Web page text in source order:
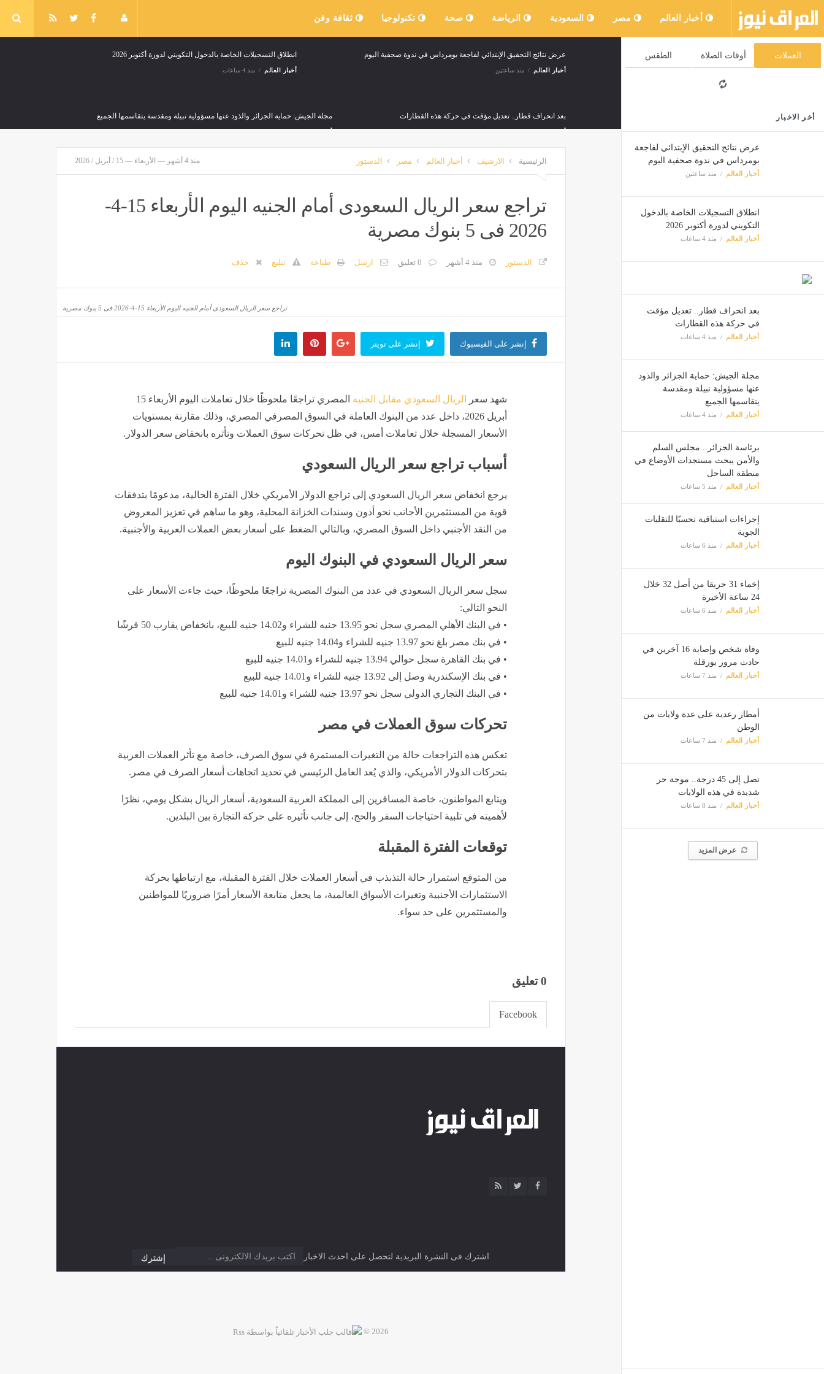
أخبار العالم مصر السعودية الرياضة صحة تكنولوجيا ثقافة وفن
العملات أوقات الصلاة الطقس
أخر الاخبار
عرض نتائج التحقيق الإبتدائي لفاجعة
بومرداس في ندوة صحفية اليوم
أخبار العالم منذ ساعتين
انطلاق التسجيلات الخاصة بالدخول
التكويني لدورة أكتوبر 2026
أخبار العالم منذ 4 ساعات
بعد انحراف قطار.. تعديل مؤقت
في حركة هذه القطارات
أخبار العالم منذ 4 ساعات
مجلة الجيش: حماية الجزائر والذود
عنها مسؤولية نبيلة ومقدسة
يتقاسمها الجميع
أخبار العالم منذ 4 ساعات
برئاسة الجزائر.. مجلس السلم
والأمن يبحث مستجدات الأوضاع في
منطقة الساحل
أخبار العالم منذ 5 ساعات
إجراءات استباقية تحسبًا للتقلبات
الجوية
أخبار العالم منذ 6 ساعات
إخماء 31 حريقا من أصل 32 خلال
24 ساعة الأخيرة
أخبار العالم منذ 6 ساعات
وفاة شخص وإصابة 16 آخرين في
حادث مرور بورقلة
أخبار العالم منذ 7 ساعات
أمطار رعدية على عدة ولايات من
الوطن
أخبار العالم منذ 7 ساعات
تصل إلى 45 درجة.. موجة حر
شديدة في هذه الولايات
أخبار العالم منذ 8 ساعات
عرض المزيد
عرض نتائج التحقيق الإبتدائي لفاجعة بومرداس في ندوة صحفية اليوم
أخبار العالم منذ ساعتين
انطلاق التسجيلات الخاصة بالدخول التكويني لدورة أكتوبر 2026
أخبار العالم منذ 4 ساعات
بعد انحراف قطار.. تعديل مؤقت في حركة هذه القطارات مجلة الجيش: حماية الجزائر والذود عنها مسؤولية نبيلة ومقدسة يتقاسمها الجميع
برئاسة الجزائر.. مجلس السلم والأمن يبحث مستجدات الأوضاع في منطقة الساحل إجراءات استباقية تحسبًا للتقلبات الجوية
أخبار العالم منذ 7 ساعات أخبار العالم منذ 8 ساعات
الرئيسية الارشيف أخبار العالم مصر الدستور منذ 4 أشهر — الأربعاء — 15 / أبريل / 2026
تراجع سعر الريال السعودى أمام الجنيه اليوم الأربعاء 15-4-
2026 فى 5 بنوك مصرية
الدستور منذ 4 أشهر 0 تعليق ارسل طباعة تبليغ حذف
تراجع سعر الريال السعودى أمام الجنيه اليوم الأربعاء 15-4-2026 فى 5 بنوك مصرية
إنشر على الفيسبوك إنشر على تويتر
شهد سعر الريال السعودي مقابل الجنيه
المصري تراجعًا ملحوظًا خلال تعاملات اليوم الأربعاء 15
أبريل 2026، داخل عدد من البنوك العاملة في السوق المصرفي المصري، وذلك مقارنة بمستويات
الأسعار المسجلة خلال تعاملات أمس، في ظل تحركات سوق العملات وتأثره بانخفاض سعر الدولار.
أسباب تراجع سعر الريال السعودي
يرجع انخفاض سعر الريال السعودي إلى تراجع الدولار الأمريكي خلال الفترة الحالية، مدعومًا بتدفقات
قوية من المستثمرين الأجانب نحو أذون وسندات الخزانة المحلية، وهو ما ساهم في تعزيز المعروض
من النقد الأجنبي داخل السوق المصري، وبالتالي الضغط على أسعار بعض العملات العربية والأجنبية.
سعر الريال السعودي في البنوك اليوم
سجل سعر الريال السعودي في عدد من البنوك المصرية تراجعًا ملحوظًا، حيث جاءت الأسعار على
النحو التالي:
• في البنك الأهلي المصري سجل نحو 13.95 جنيه للشراء و14.02 جنيه للبيع، بانخفاض يقارب 50 قرشًا
• في بنك مصر بلغ نحو 13.97 جنيه للشراء و14.04 جنيه للبيع
• في بنك القاهرة سجل حوالي 13.94 جنيه للشراء و14.01 جنيه للبيع
• في بنك الإسكندرية وصل إلى 13.92 جنيه للشراء و14.01 جنيه للبيع
• في البنك التجاري الدولي سجل نحو 13.97 جنيه للشراء و14.01 جنيه للبيع
تحركات سوق العملات في مصر
تعكس هذه التراجعات حالة من التغيرات المستمرة في سوق الصرف، خاصة مع تأثر العملات العربية
بتحركات الدولار الأمريكي، والذي يُعد العامل الرئيسي في تحديد اتجاهات أسعار الصرف في مصر.
ويتابع المواطنون، خاصة المسافرين إلى المملكة العربية السعودية، أسعار الريال بشكل يومي، نظرًا
لأهميته في تلبية احتياجات السفر والحج، إلى جانب تأثيره على حركة التجارة بين البلدين.
توقعات الفترة المقبلة
من المتوقع استمرار حالة التذبذب في أسعار العملات خلال الفترة المقبلة، مع ارتباطها بحركة
الاستثمارات الأجنبية وتغيرات الأسواق العالمية، ما يجعل متابعة الأسعار أمرًا ضروريًا للمواطنين
والمستثمرين على حد سواء.
0 تعليق
Facebook
اشترك فى النشرة البريدية لتحصل على احدث الاخبار
2026 ©